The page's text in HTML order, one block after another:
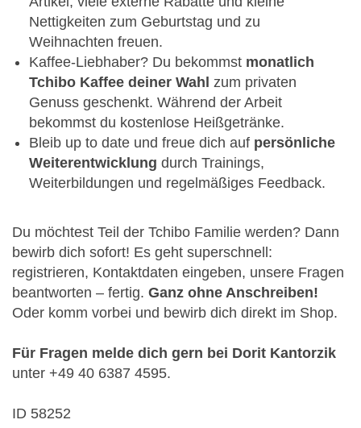
Nettigkeiten zum Geburtstag und zu
Weihnachten freuen.
Kaffee-Liebhaber? Du bekommst monatlich
Tchibo Kaffee deiner Wahl zum privaten
Genuss geschenkt. Während der Arbeit
bekommst du kostenlose Heißgetränke.
Bleib up to date und freue dich auf persönliche
Weiterentwicklung durch Trainings,
Weiterbildungen und regelmäßiges Feedback.
Du möchtest Teil der Tchibo Familie werden? Dann
bewirb dich sofort! Es geht superschnell:
registrieren, Kontaktdaten eingeben, unsere Fragen
beantworten – fertig. Ganz ohne Anschreiben!
Oder komm vorbei und bewirb dich direkt im Shop.
Für Fragen melde dich gern bei Dorit Kantorzik
unter +49 40 6387 4595.
ID 58252